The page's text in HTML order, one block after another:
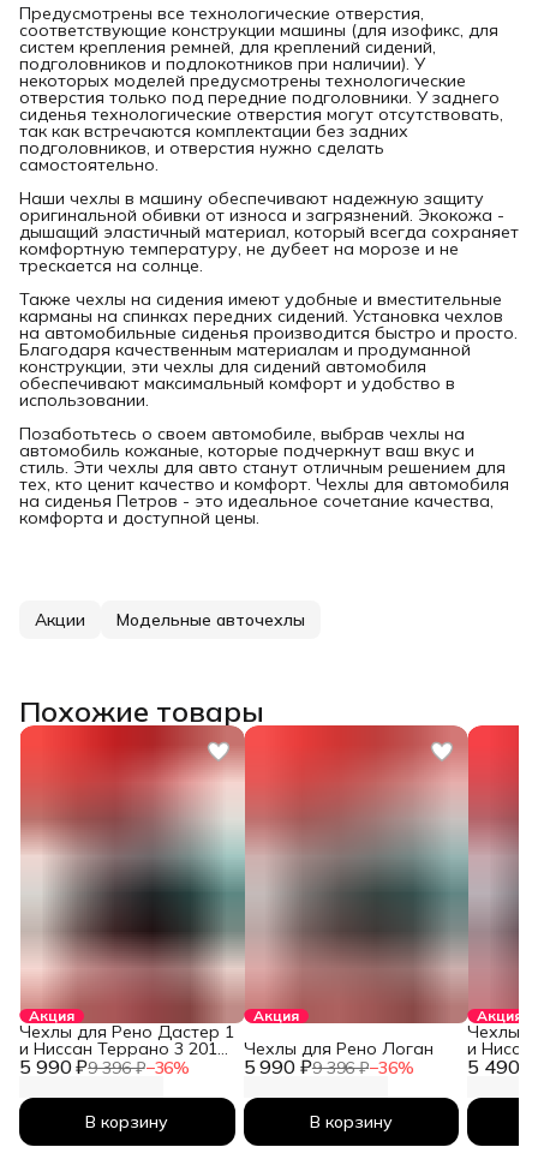
Предусмотрены все технологические отверстия,
соответствующие конструкции машины (для изофикс, для
систем крепления ремней, для креплений сидений,
подголовников и подлокотников при наличии). У
некоторых моделей предусмотрены технологические
отверстия только под передние подголовники. У заднего
сиденья технологические отверстия могут отсутствовать,
так как встречаются комплектации без задних
подголовников, и отверстия нужно сделать
самостоятельно.
Наши чехлы в машину обеспечивают надежную защиту
оригинальной обивки от износа и загрязнений. Экокожа -
дышащий эластичный материал, который всегда сохраняет
комфортную температуру, не дубеет на морозе и не
трескается на солнце.
Также чехлы на сидения имеют удобные и вместительные
карманы на спинках передних сидений. Установка чехлов
на автомобильные сиденья производится быстро и просто.
Благодаря качественным материалам и продуманной
конструкции, эти чехлы для сидений автомобиля
обеспечивают максимальный комфорт и удобство в
использовании.
Позаботьтесь о своем автомобиле, выбрав чехлы на
автомобиль кожаные, которые подчеркнут ваш вкус и
стиль. Эти чехлы для авто станут отличным решением для
тех, кто ценит качество и комфорт. Чехлы для автомобиля
на сиденья Петров - это идеальное сочетание качества,
комфорта и доступной цены.
Акции Модельные авточехлы
Похожие товары
Акция
5 990 ₽9 396 ₽−36%
Чехлы для Рено Дастер 1
и Ниссан Террано 3 2010-
2026
В корзину
Акция
5 990 ₽9 396 ₽−36%
Чехлы для Рено Логан
В корзину
Акция
5 490 ₽
Чехлы
и
2026